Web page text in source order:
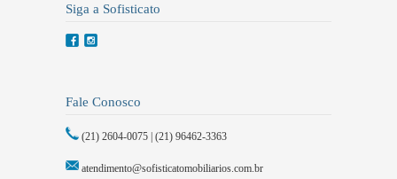
Siga a Sofisticato
Fale Conosco
(21) 2604-0075 | (21) 96462-3363
atendimento@sofisticatomobiliarios.com.br